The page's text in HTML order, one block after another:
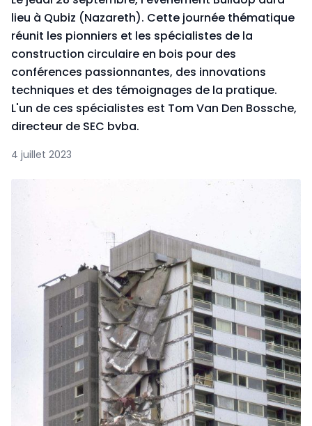
lieu à Qubiz (Nazareth). Cette journée thématique
réunit les pionniers et les spécialistes de la
construction circulaire en bois pour des
conférences passionnantes, des innovations
techniques et des témoignages de la pratique.
L'un de ces spécialistes est Tom Van Den Bossche,
directeur de SEC bvba.
4 juillet 2023